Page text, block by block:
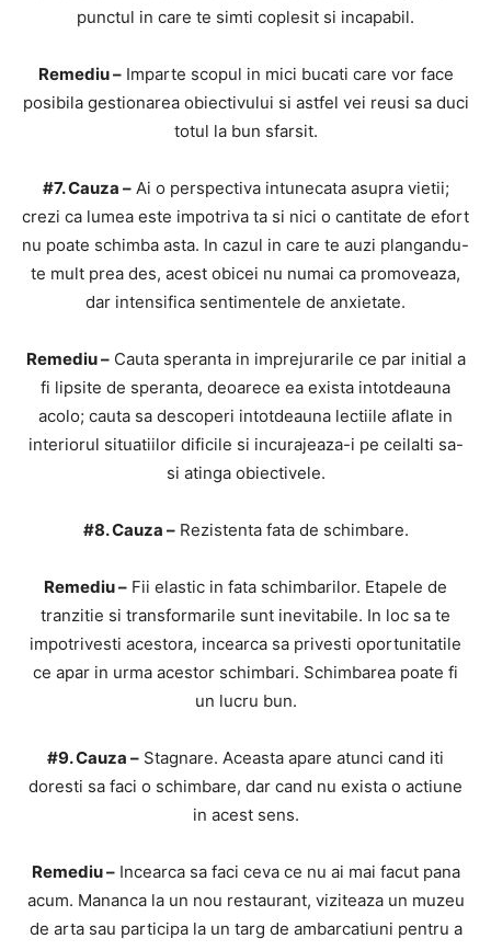
punctul in care te simti coplesit si incapabil.
Remediu –Imparte scopul in mici bucati care vor face
posibila gestionarea obiectivului si astfel vei reusi sa duci
totul la bun sfarsit.
#7. Cauza –Ai o perspectiva intunecata asupra vietii;
crezi ca lumea este impotriva ta si nici o cantitate de efort
nu poate schimba asta. In cazul in care te auzi plangandu-
te mult prea des, acest obicei nu numai ca promoveaza,
dar intensifica sentimentele de anxietate.
Remediu –Cauta speranta in imprejurarile ce par initial a
fi lipsite de speranta, deoarece ea exista intotdeauna
acolo; cauta sa descoperi intotdeauna lectiile aflate in
interiorul situatiilor dificile si incurajeaza-i pe ceilalti sa-
si atinga obiectivele.
#8. Cauza –Rezistenta fata de schimbare.
Remediu – Fii elastic in fata schimbarilor. Etapele de
tranzitie si transformarile sunt inevitabile. In loc sa te
impotrivesti acestora, incearca sa privesti oportunitatile
ce apar in urma acestor schimbari. Schimbarea poate fi
un lucru bun.
#9. Cauza – Stagnare. Aceasta apare atunci cand iti
doresti sa faci o schimbare, dar cand nu exista o actiune
in acest sens.
Remediu –Incearca sa faci ceva ce nu ai mai facut pana
acum. Mananca la un nou restaurant, viziteaza un muzeu
de arta sau participa la un targ de ambarcatiuni pentru a